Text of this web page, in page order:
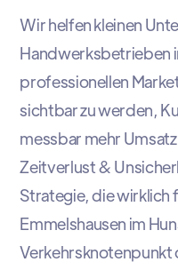
Wir helfen kleinen
Handwerksbetrieben
professionellen
sichtbar zu werden,
messbar mehr
Zeitverlust &
Strategie, die wirklich
Emmelshausen im
Verkehrsknotenpunkt